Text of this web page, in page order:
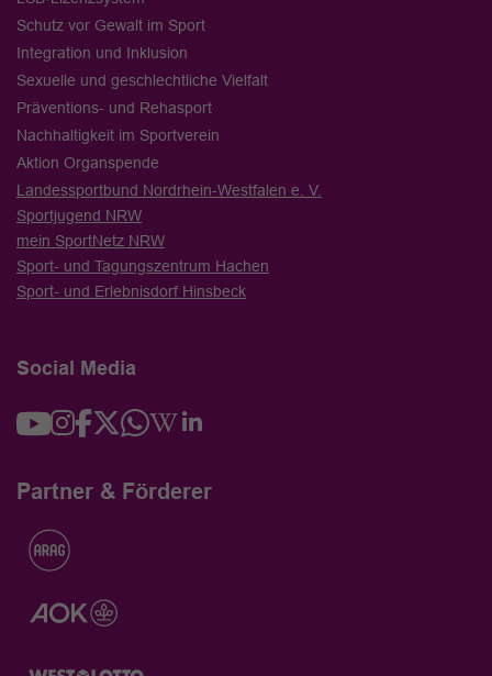
Schutz vor Gewalt im Sport
Integration und Inklusion
Sexuelle und geschlechtliche Vielfalt
Präventions- und Rehasport
Nachhaltigkeit im Sportverein
Aktion Organspende
Landessportbund Nordrhein-Westfalen e. V.
Sportjugend NRW
mein SportNetz NRW
Sport- und Tagungszentrum Hachen
Sport- und Erlebnisdorf Hinsbeck
Social Media
Partner & Förderer